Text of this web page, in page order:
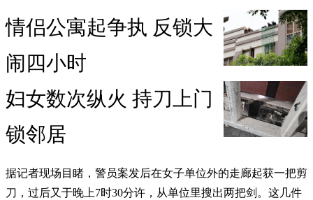
情侣公寓起争执 反锁大
闹四小时
妇女数次纵火 持刀上门
锁邻居
据记者现场目睹，警员案发后在女子单位外的走廊起获一把剪
刀，过后又于晚上7时30分许，从单位里搜出两把剑。这几件